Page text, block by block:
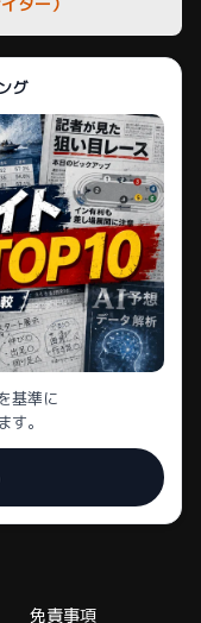
グ
基準に
。
免責事項